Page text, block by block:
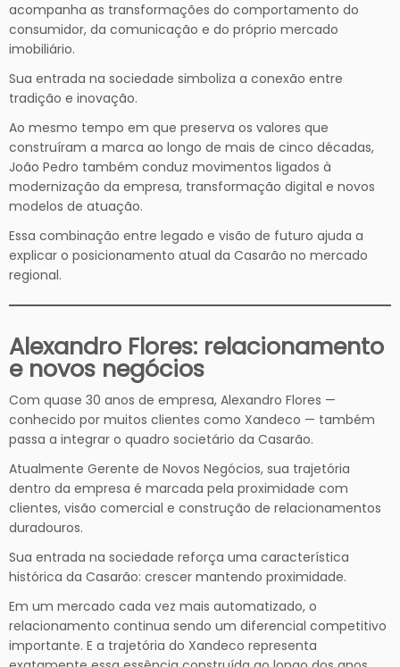
acompanha as transformações do comportamento do
consumidor, da comunicação e do próprio mercado
imobiliário.
Sua entrada na sociedade simboliza a conexão entre
tradição e inovação.
Ao mesmo tempo em que preserva os valores que
construíram a marca ao longo de mais de cinco décadas,
João Pedro também conduz movimentos ligados à
modernização da empresa, transformação digital e novos
modelos de atuação.
Essa combinação entre legado e visão de futuro ajuda a
explicar o posicionamento atual da Casarão no mercado
regional.
Alexandro Flores: relacionamento
e novos negócios
Com quase 30 anos de empresa, Alexandro Flores —
conhecido por muitos clientes como Xandeco — também
passa a integrar o quadro societário da Casarão.
Atualmente Gerente de Novos Negócios, sua trajetória
dentro da empresa é marcada pela proximidade com
clientes, visão comercial e construção de relacionamentos
duradouros.
Sua entrada na sociedade reforça uma característica
histórica da Casarão: crescer mantendo proximidade.
Em um mercado cada vez mais automatizado, o
relacionamento continua sendo um diferencial competitivo
importante. E a trajetória do Xandeco representa